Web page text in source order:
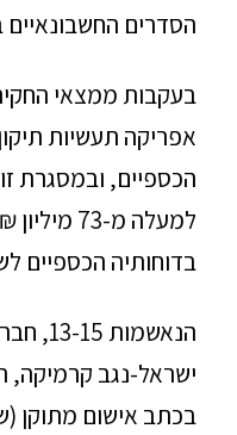
הסדרים
אפריקה תעשיות
הכספיים, ובמסגרת
למעלה מ-
בדוחותיה הכספיים לשנת
ישראל-נגב קרמיקה,
בכתב אישום מתוקן